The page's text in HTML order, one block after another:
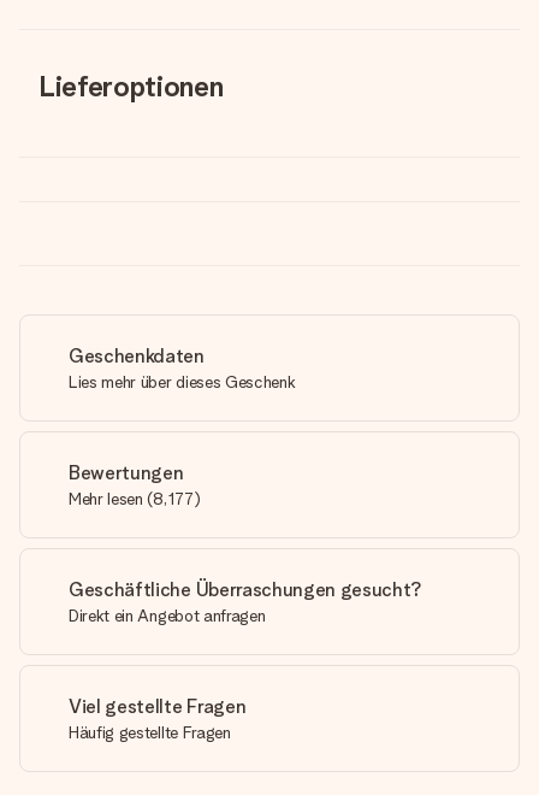
Lieferoptionen
Geschenkdaten
Lies mehr über dieses Geschenk
Bewertungen
Mehr lesen (8,177)
Geschäftliche Überraschungen gesucht?
Direkt ein Angebot anfragen
Viel gestellte Fragen
Häufig gestellte Fragen